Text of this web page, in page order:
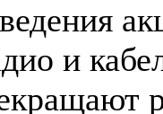
и